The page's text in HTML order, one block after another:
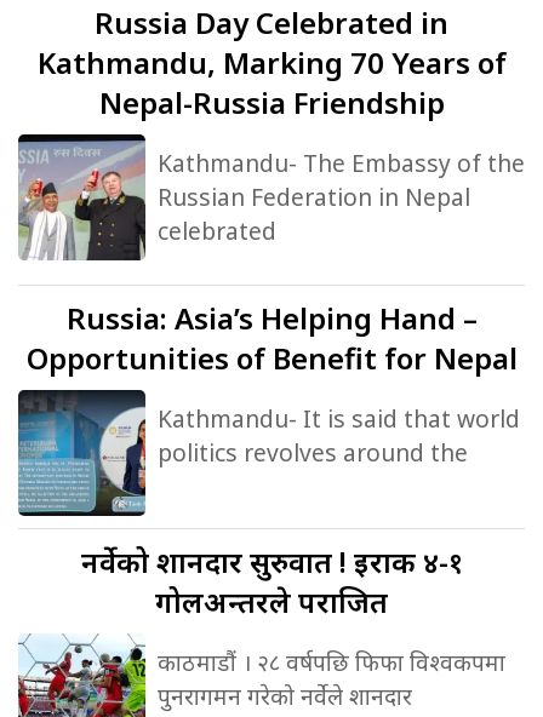
Russia Day Celebrated in
Kathmandu, Marking 70 Years of
Nepal-Russia Friendship
Kathmandu- The Embassy of the
Russian Federation in Nepal
celebrated
Russia: Asia’s Helping Hand –
Opportunities of Benefit for Nepal
Kathmandu- It is said that world
politics revolves around the
नर्वेकोशानदार सुरुवात ! इराक ४-१
गोलअन्तरले पराजित
काठमाडौं । २८ वर्षपछि फिफा विश्वकपमा
पुनरागमन गरेको नर्वेले शानदार